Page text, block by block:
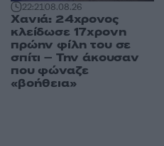
22:2108.08.26
Χανιά: 24χρονος
κλείδωσε 17χρονη
πρώην φίλη του σε
σπίτι – Την άκουσαν
που φώναζε
«βοήθεια»